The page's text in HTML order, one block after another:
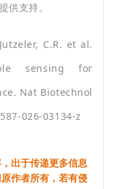
供支持。
C.R. et al.
sensing for
Nat Biotechnol
026-03134-z
出于传递更多信息
作者所有，若有侵